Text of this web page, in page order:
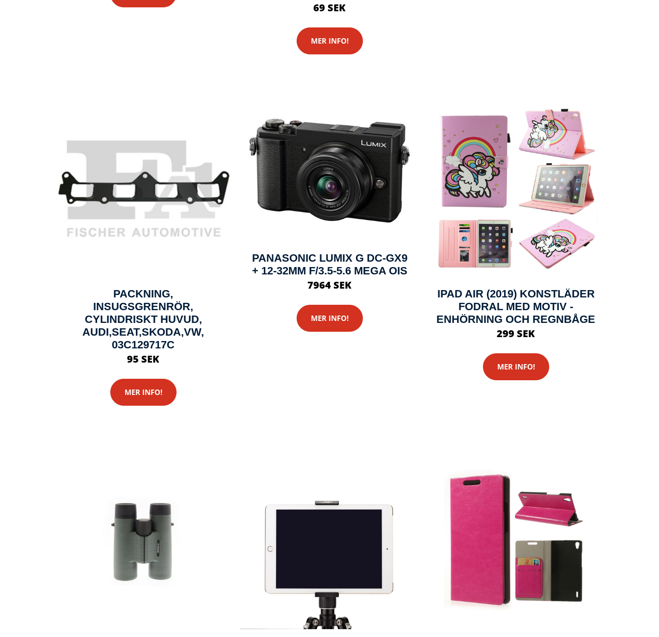
69 SEK
MER INFO!
PACKNING,
INSUGSGRENRÖR,
CYLINDRISKT HUVUD,
AUDI,SEAT,SKODA,VW,
03C129717C
95 SEK
MER INFO!
PANASONIC LUMIX G DC-GX9
+ 12-32MM F/3.5-5.6 MEGA OIS
7964 SEK
MER INFO!
IPAD AIR (2019) KONSTLÄDER
FODRAL MED MOTIV -
ENHÖRNING OCH REGNBÅGE
299 SEK
MER INFO!